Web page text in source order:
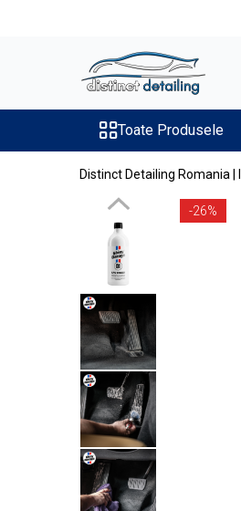
Toate Produsele
Unelte Tornador®
Piese de Schimb Tornador®
Maşini de Polishat
Talere şi Piese de Schimb
Lămpi Inspecţie şi Lucru
Pre-Spălare şi Spălare
Decontaminare
Jante şi Anvelope
Compartiment Motor
Sticlă / Geamuri
Tratament Plastice
Maşini de Polishat
Toate Produsele
Distinct Detailing Romania
-26%